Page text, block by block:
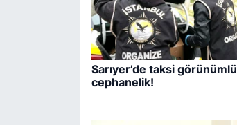
Sarıyer’de taksi görünümlü
cephanelik!